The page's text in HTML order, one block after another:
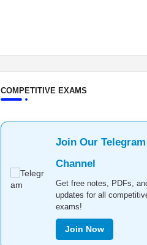
COMPETITIVE EXAMS
Join Our Telegram
Channel
Get free notes, PDFs,
updates for all
exams!
Join Now